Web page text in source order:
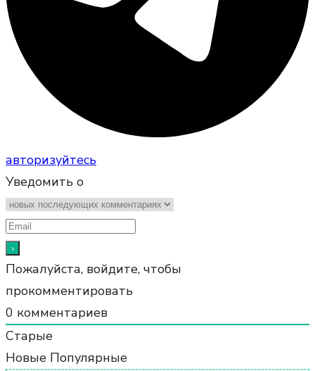
авторизуйтесь
Уведомить о
Пожалуйста, войдите, чтобы
прокомментировать
0 комментариев
Старые
Новые Популярные